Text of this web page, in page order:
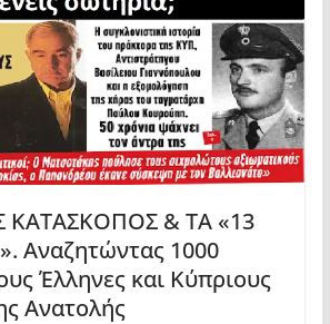
& ΤΑ «13
Αναζητώντας 1000
Έλληνες και Κύπριους
Ανατολής